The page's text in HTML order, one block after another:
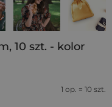
10 szt. - kolor
1 op. = 10 szt.